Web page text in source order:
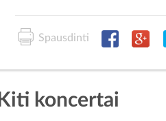
Spausdinti
Kiti koncertai